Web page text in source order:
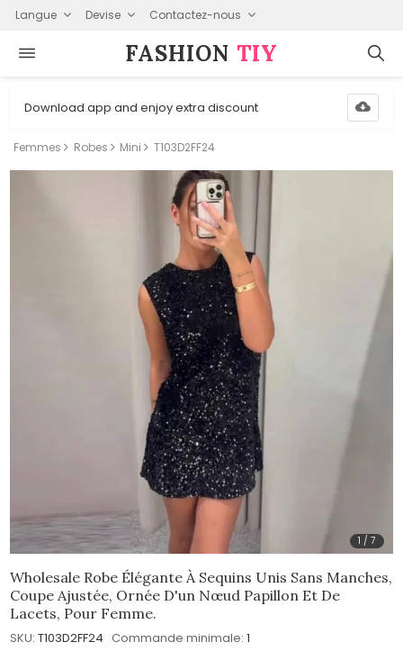
Langue Devise Contactez-nous
FASHION⁠ TIY
Download app and enjoy extra discount
Femmes Robes Mini T103D2FF24
1 /7
Wholesale Robe Élégante À Sequins Unis Sans Manches,
Coupe Ajustée, Ornée D'un Nœud Papillon Et De
Lacets, Pour Femme.
SKU: T103D2FF24 Commande minimale: 1